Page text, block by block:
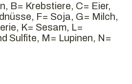
B= Krebstiere, C= Eier,
F= Soja, G= Milch,
K= Sesam, L=
Sulfite, M= Lupinen, N=